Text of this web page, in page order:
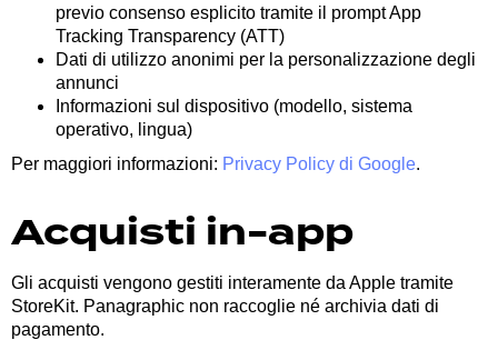
previo consenso esplicito tramite il prompt App
Tracking Transparency (ATT)
Dati di utilizzo anonimi per la personalizzazione degli
annunci
Informazioni sul dispositivo (modello, sistema
operativo, lingua)
Per maggiori informazioni: Privacy Policy di Google.
Acquisti in-app
Gli acquisti vengono gestiti interamente da Apple tramite
StoreKit. Panagraphic non raccoglie né archivia dati di
pagamento.